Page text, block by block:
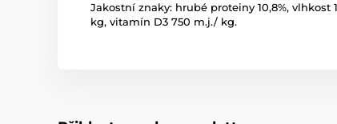
Jakostní znaky: hrubé proteiny 10,8%, vlhkost
kg, vitamín D3 750 m.j./ kg.